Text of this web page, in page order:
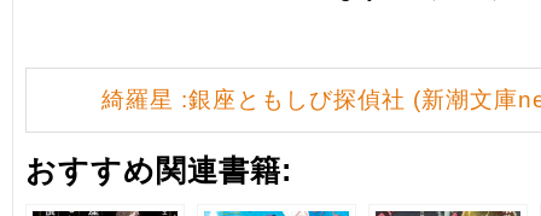
綺羅星 :銀座ともしび探偵社 (新潮文庫
おすすめ関連書籍: